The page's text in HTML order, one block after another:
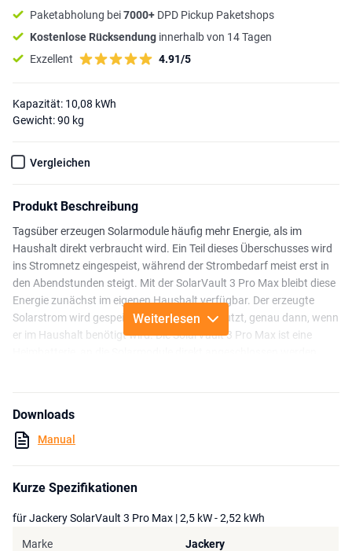
Paketabholung bei7000+ DPD Pickup Paketshops
Kostenlose Rücksendung innerhalb von 14 Tagen
Exzellent
4.91/5
Kapazität: 10,08 kWh
Gewicht: 90 kg
Vergleichen
Produkt Beschreibung
Tagsüber erzeugen Solarmodule häufig mehr Energie, als im
Haushalt direkt verbraucht wird. Ein Teil dieses Überschusses wird
ins Stromnetz eingespeist, während der Strombedarf meist erst in
den Abendstunden steigt. Mit der SolarVault 3 Pro Max bleibt diese
Energie zunächst im eigenen Haushalt verfügbar. Der erzeugte
Solarstrom wird gespeichert und später genutzt, genau dann, wenn
er im Haushalt benötigt wird. Die SolarVault 3 Pro Max ist eine
Dieses Bundle kombiniert die SolarVault 3 Pro Max mit drei BP2500
Batteriemodulen. Zusammen entsteht eine vollständige
Heimbatterie mit einer gesamten Speicherkapazität von
für Haushalte, die ihre PV-Anlage intensiver nutzen und einen
verwenden möchten.
Die SolarVault 3 Pro Max wurde für Haushalte entwickelt, in denen
Weiterlesen
Downloads
Manual
Kurze Spezifikationen
für Jackery SolarVault 3 Pro Max | 2,5 kW - 2,52 kWh
Marke Jackery